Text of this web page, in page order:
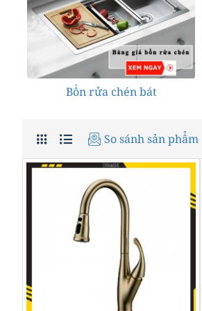
Bồn rửa chén bát
So sánh sản phẩm